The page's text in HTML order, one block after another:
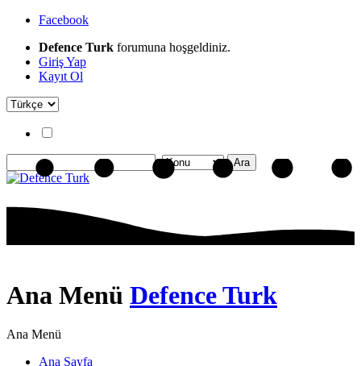
Facebook
Defence Turk forumuna hoşgeldiniz.
Giriş Yap
Kayıt Ol
Ana Menü Defence Turk
Ana Menü
Ana Sayfa